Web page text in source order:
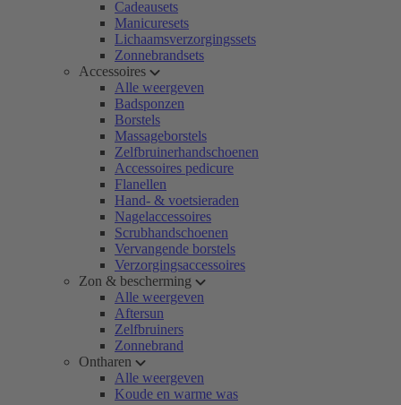
Cadeausets
Manicuresets
Lichaamsverzorgingssets
Zonnebrandsets
Accessoires
Alle weergeven
Badsponzen
Borstels
Massageborstels
Zelfbruinerhandschoenen
Accessoires pedicure
Flanellen
Hand- & voetsieraden
Nagelaccessoires
Scrubhandschoenen
Vervangende borstels
Verzorgingsaccessoires
Zon & bescherming
Alle weergeven
Aftersun
Zelfbruiners
Zonnebrand
Ontharen
Alle weergeven
Koude en warme was